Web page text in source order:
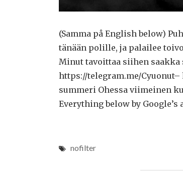
(Samma på English below)
tänään polille, ja palailee
Minut tavoittaa siihen
https://telegram.me/
summeri Ohessa viimeinen
Everything below by
nofilter